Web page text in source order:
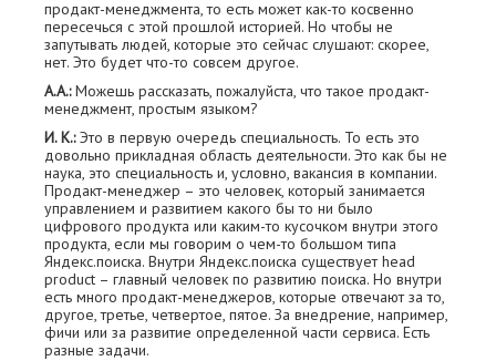
продакт-менеджмента, то есть может как-то косвенно
пересечься с этой прошлой историей. Но чтобы не
запутывать людей, которые это сейчас слушают: скорее,
нет. Это будет что-то совсем другое.
А.А.:Можешь рассказать, пожалуйста, что такое продакт-
менеджмент, простым языком?
И. К.:Это в первую очередь специальность. То есть это
довольно прикладная область деятельности. Это как бы не
наука, это специальность и, условно, вакансия в компании.
Продакт-менеджер – это человек, который занимается
управлением и развитием какого бы то ни было
цифрового продукта или каким-то кусочком внутри этого
продукта, если мы говорим о чем-то большом типа
Яндекс.поиска. Внутри Яндекс.поиска существует head
product – главный человек по развитию поиска. Но внутри
есть много продакт-менеджеров, которые отвечают за то,
другое, третье, четвертое, пятое. За внедрение, например,
фичи или за развитие определенной части сервиса. Есть
разные задачи.